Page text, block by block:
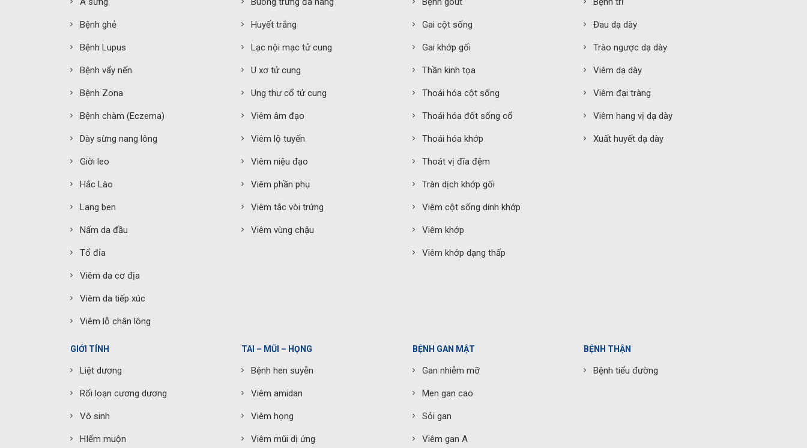
Bệnh ghẻ
Bệnh Lupus
Bệnh vẩy nến
Bệnh Zona
Bệnh chàm (Eczema)
Dày sừng nang lông
Giời leo
Hắc Lào
Lang ben
Nấm da đầu
Tổ đỉa
Viêm da cơ địa
Viêm da tiếp xúc
Viêm lỗ chân lông
Huyết trắng
Lạc nội mạc tử cung
U xơ tử cung
Ung thư cổ tử cung
Viêm âm đạo
Viêm lộ tuyến
Viêm niệu đạo
Viêm phần phụ
Viêm tắc vòi trứng
Viêm vùng chậu
Gai cột sống
Gai khớp gối
Thần kinh tọa
Thoái hóa cột sống
Thoái hóa đốt sống cổ
Thoái hóa khớp
Thoát vị đĩa đệm
Tràn dịch khớp gối
Viêm cột sống dính khớp
Viêm khớp
Viêm khớp dạng thấp
Đau dạ dày
Trào ngược dạ dày
Viêm dạ dày
Viêm đại tràng
Viêm hang vị dạ dày
Xuất huyết dạ dày
GIỚI TÍNH
Liệt dương
Rối loạn cương dương
Vô sinh
HIếm muộn
TAI – MŨI – HỌNG
Bệnh hen suyễn
Viêm amidan
Viêm họng
Viêm mũi dị ứng
BỆNH GAN MẬT
Gan nhiễm mỡ
Men gan cao
Sỏi gan
Viêm gan A
BỆNH THẬN
Bệnh tiểu đường